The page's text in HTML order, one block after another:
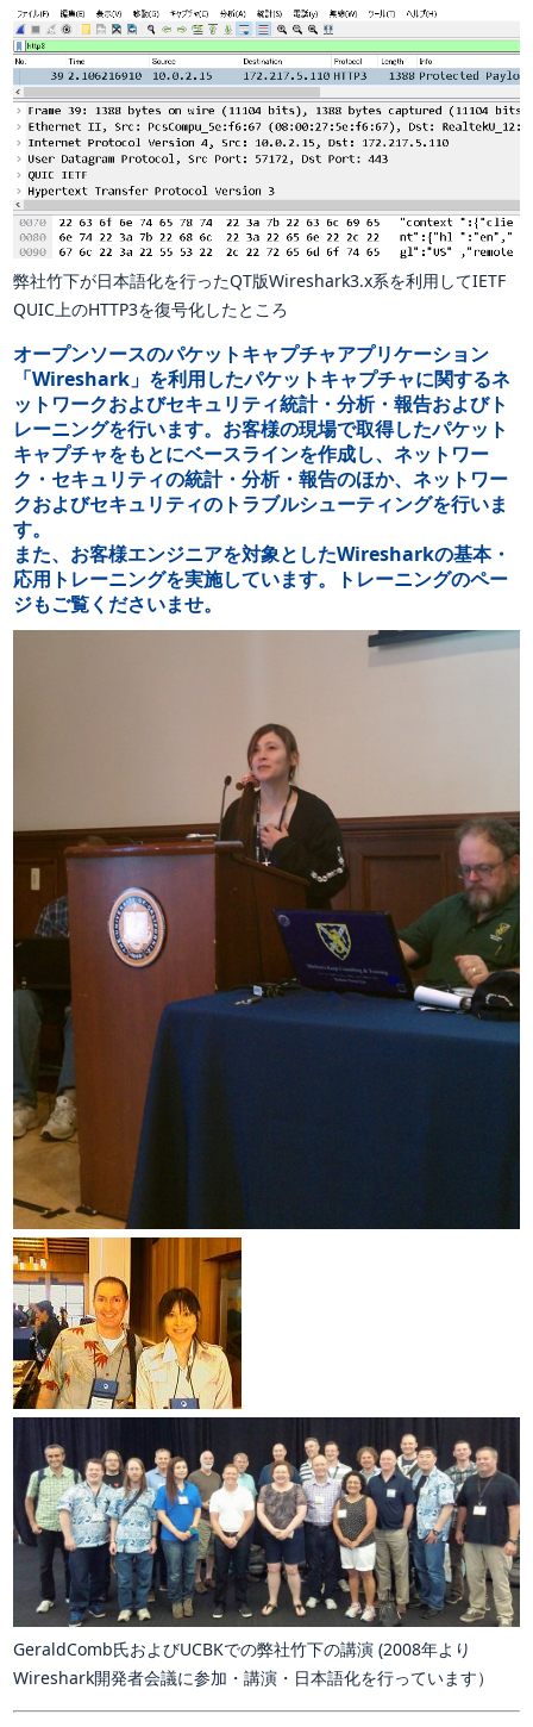
弊社竹下が日本語化を行ったQT版Wireshark3.x系を利用してIETF
QUIC上のHTTP3を復号化したところ
オープンソースのパケットキャプチャアプリケーション
「Wireshark」を利用したパケットキャプチャに関するネ
ットワークおよびセキュリティ統計・分析・報告およびト
レーニングを行います。お客様の現場で取得したパケット
キャプチャをもとにベースラインを作成し、ネットワー
ク・セキュリティの統計・分析・報告のほか、ネットワー
クおよびセキュリティのトラブルシューティングを行いま
す。
また、お客様エンジニアを対象としたWiresharkの基本・
応用トレーニングを実施しています。
トレーニングのペー
ジもご覧くださいませ。
GeraldComb氏およびUCBKでの弊社竹下の講演 (2008年より
Wireshark開発者会議に参加・講演・日本語化を行っています）